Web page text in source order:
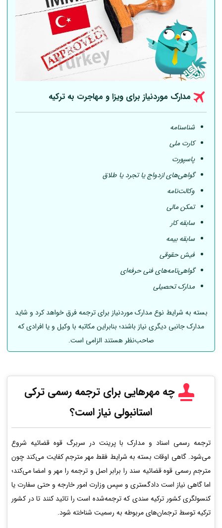
مدارک موردنیاز برای ویزا و مهاجرت به ترکیه
شناسنامه
کارت ملی
پاسپورت
گواهی‌های ازدواج یا تجرد یا طلاق
وکالت‌نامه
تمکن مالی
سابقه کار
سابقه بیمه
فیش حقوقی
گواهی‌نامه‌های فنی حرفه‌ای
مدارک تحصیلی
بسته به شرایط نوع مدارک موردنیاز برای ترجمه فرق خواهد کرد و شاید
مدارک جانبی دیگری نیاز باشند؛ بنابراین مکاتبه با وکیل و یا افرادی که
صاحب‌نظر هستند الزامی است.
چه مهرهایی برای ترجمه رسمی ترکی
استانبولی نیاز است؟
ترجمه رسمی اسناد و مدارک با پرینت در سربرگ قوه قضائیه شروع
می‌شود. گاهی اوقات بسته به شرایط فقط مهر مترجم کفایت می‌کند چون
مترجم رسمی قوه قضائیه سند را برابر اصل و ترجمه را مهر و امضا می‌کند؛
اما گاهی نیاز است دادگستری و سپس وزارت امور خارجه و حتی سفارت یا
کنسولگری کشور ترکیه سندی که ترجمه‌شده است را تائید کنند تا در کشور
ترکیه توسط ترجمان‌های مربوطه به رسمیت شناخته شود.